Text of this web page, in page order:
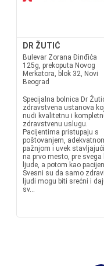
DR ŽUTIĆ
Bulevar Zorana Đinđića
125g, prekoputa Novog
Merkatora, blok 32, Novi
Beograd
Specijalna bolnica Dr
zdravstvena ustanova
nudi kvalitetnu i
zdravstvenu uslugu.
Pacijentima pristupaju s
poštovanjem,
pažnjom i uvek
na prvo mesto, pre svega
ljude, a potom kao
Svesni su da samo zdravi
ljudi mogu biti srećni i
sv...